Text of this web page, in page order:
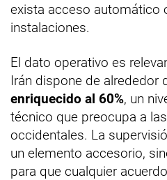
exista acceso automático
instalaciones.
El dato operativo es
Irán dispone de alrededor
enriquecido al 60%, un
técnico que preocupa a
occidentales. La
un elemento accesorio,
para que cualquier